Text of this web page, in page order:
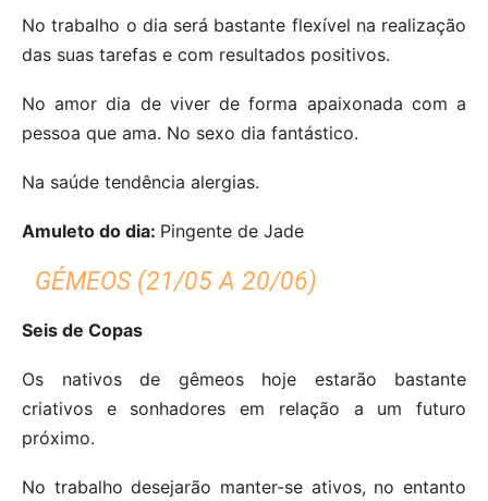
No trabalho o dia será bastante flexível na realização
das suas tarefas e com resultados positivos.
No amor dia de viver de forma apaixonada com a
pessoa que ama. No sexo dia fantástico.
Na saúde tendência alergias.
Amuleto do dia: Pingente de Jade
GÉMEOS (21/05 A 20/06)
Seis de Copas
Os nativos de gêmeos hoje estarão bastante
criativos e sonhadores em relação a um futuro
próximo.
No trabalho desejarão manter-se ativos, no entanto